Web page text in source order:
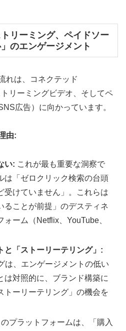
リーミング、ペイドソー
のエンゲージメント
れは、コネクテッド
リーミングビデオ、そしてペ
広告）に向かっています。
由:
い: これが最も重要な洞察で
は「ゼロクリック検索の台頭
受けていません」。これらは
ることが前提」のデスティネ
ーム（Netflix、YouTube、
と「ストーリーテリング」:
は、エンゲージメントの低い
は対照的に、ブランド構築に
トーリーテリング」の機会を
プラットフォームは、「購入